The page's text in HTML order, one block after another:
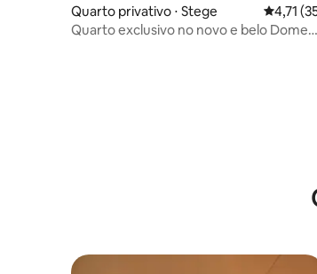
Quarto privativo ⋅ Stege 4,71 de
4,71
Quarto exclusivo no novo e belo Dome